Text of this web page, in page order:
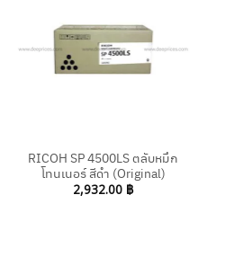
RICOH SP 4500LS ตลับหมึก
โทนเนอร์ สีดำ (Original)
2,932.00 ฿